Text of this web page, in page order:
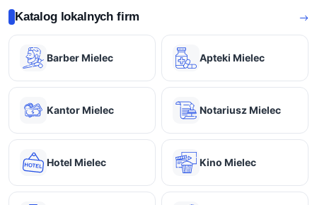
Katalog lokalnych firm
Barber Mielec Apteki Mielec
Kantor Mielec Notariusz Mielec
Hotel Mielec Kino Mielec